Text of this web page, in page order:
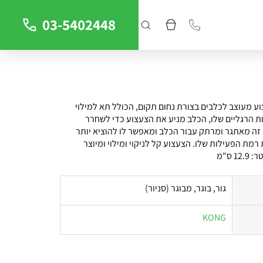
03-5402448
מעוצב לכלבים בצורת נחום תקום, הכולל תא למילוי
הרגליים שלו, הכלב מניע את הצעצוע כדי לשחרר
מאתגר ומרתק עבור הכלב ומאפשר לו להוציא יותר
הפעילות שלו. הצעצוע קל לניקוי ומילוי ומיוצר
ס"מ
גור, בוגר, מבוגר (סניור)
KONG